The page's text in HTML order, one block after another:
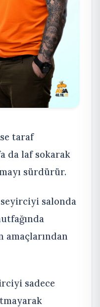
taraf
da laf sokarak
sürdürür.
salonda
sadece